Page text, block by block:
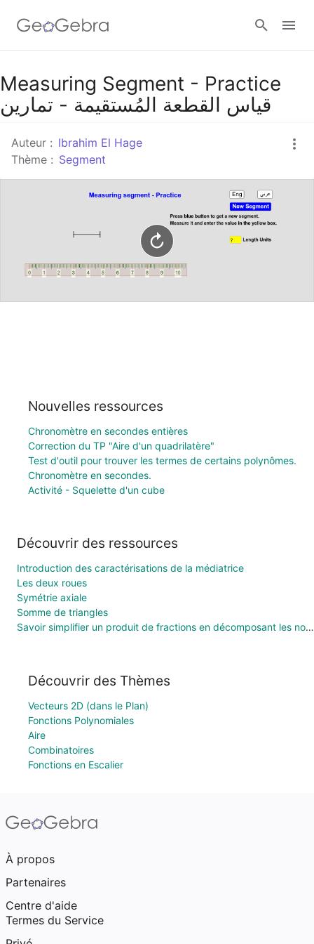
Google Classroom
Se connecter
Measuring Segment - Practice
قياس القطعة المُستقيمة - تمارين
Auteur : Ibrahim El Hage
Thème : Segment
Nouvelles ressources
Chronomètre en secondes entières
Correction du TP "Aire d'un quadrilatère"
Test d'outil pour trouver les termes de certains polynômes.
Chronomètre en secondes.
Activité - Squelette d'un cube
Découvrir des ressources
Introduction des caractérisations de la médiatrice
Les deux roues
Symétrie axiale
Somme de triangles
Savoir simplifier un produit de fractions en décomposant les nombres
Découvrir des Thèmes
Vecteurs 2D (dans le Plan)
Fonctions Polynomiales
Aire
Combinatoires
Fonctions en Escalier
À propos
Partenaires
Centre d'aide
Termes du Service